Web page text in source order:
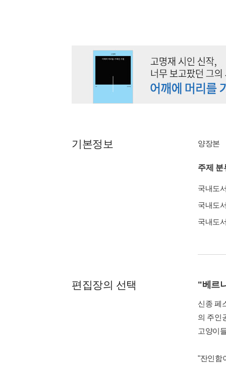
기본정보 양장본
주제 분
국내도
국내도
국내도
편집장의 선택 "베르
신종 페
의 주인
고양이
"잔인함